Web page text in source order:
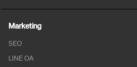
Marketing
SEO
LINE OA